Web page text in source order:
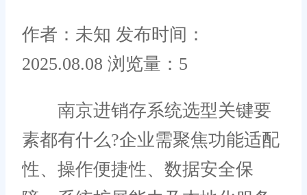
作者：未知 发布时间：
2025.08.08 浏览量：5
南京进销存系统选型关键要
素都有什么?企业需聚焦功能适配
性、操作便捷性、数据安全保